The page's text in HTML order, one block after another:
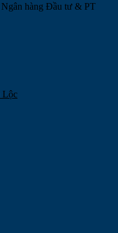
hàng Đầu tư & PT
Lộc